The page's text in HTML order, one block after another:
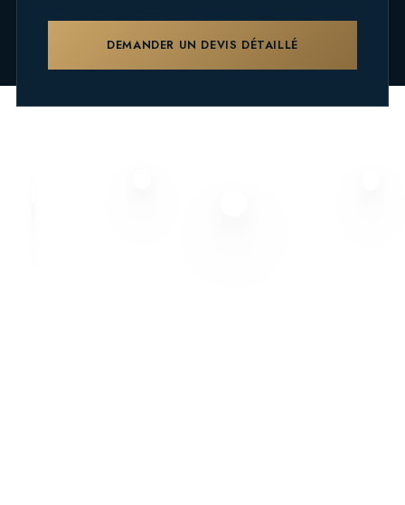
DEMANDER UN DEVIS DÉTAILLÉ